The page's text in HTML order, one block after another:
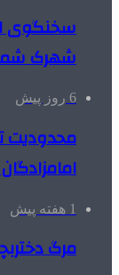
سخنگوی
شهرک شمس
6 روز پیش
محدودیت
1 هفته پیش
مرگ دختربچه ۷ ساله در پارک